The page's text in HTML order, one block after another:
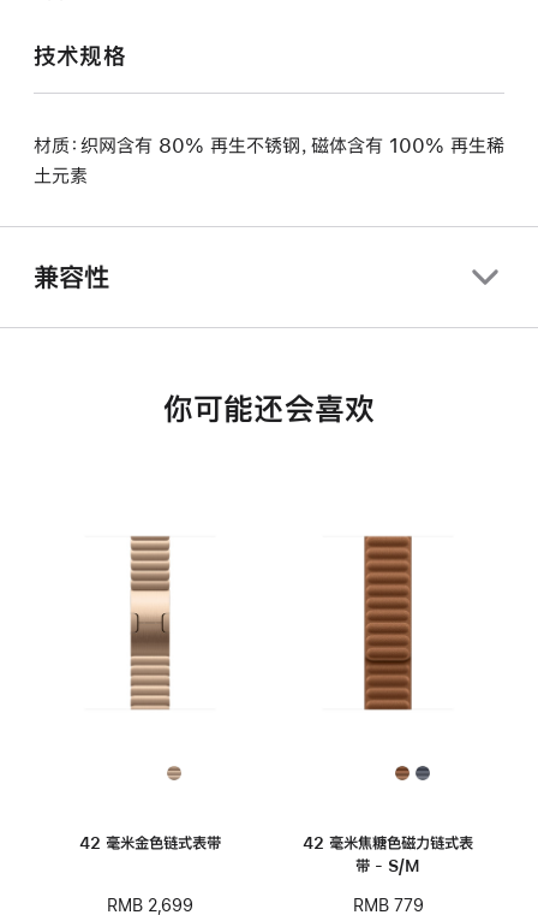
技术规格
材质：织网含有 80% 再生不锈钢，磁体含有 100% 再生稀
土元素
兼容性
你可能还会喜欢
42 毫米金色链式表带
RMB 2,699
42 毫米焦糖色磁力链式表
带 - S/M
RMB 779